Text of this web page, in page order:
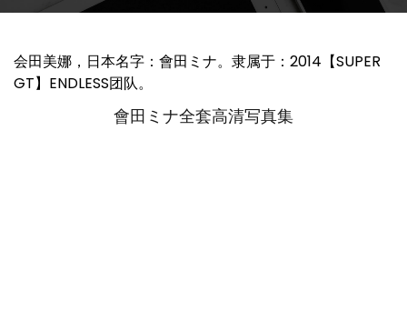
会田美娜，日本名字：會田ミナ。隶属于：2014【SUPER
GT】ENDLESS团队。
會田ミナ全套高清写真集